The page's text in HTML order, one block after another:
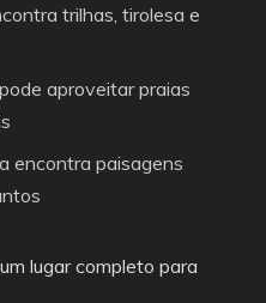
trilhas, tirolesa e
aproveitar praias
encontra paisagens
lugar completo para